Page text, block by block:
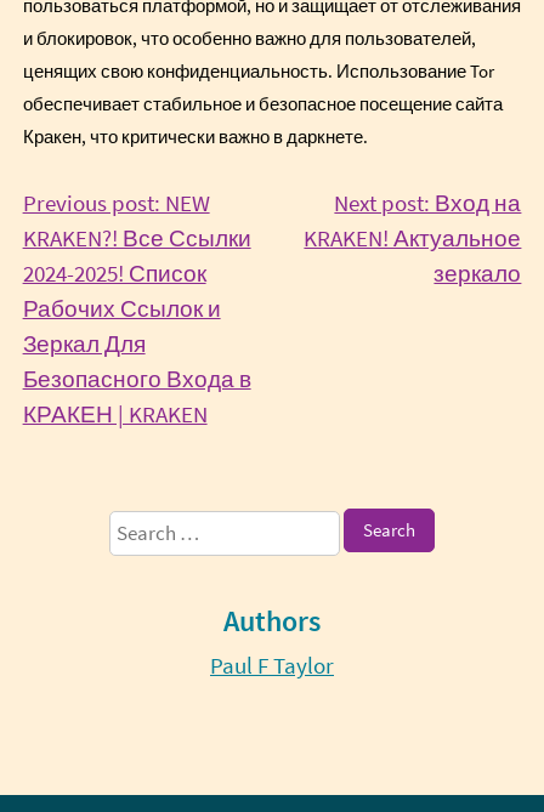
пользоваться платформой, но и защищает от отслеживания
и блокировок, что особенно важно для пользователей,
ценящих свою конфиденциальность. Использование Tor
обеспечивает стабильное и безопасное посещение сайта
Кракен, что критически важно в даркнете.
Post
navigation
Previous post: NEW
KRAKEN?! Все Ссылки
2024-2025! Список
Рабочих Ссылок и
Зеркал Для
Безопасного Входа в
КРАКЕН | KRAKENContinue
Next post: Вход на
KRAKEN! Актуальное
зеркало
SidebarSearch
for:
Authors
Paul F Taylor